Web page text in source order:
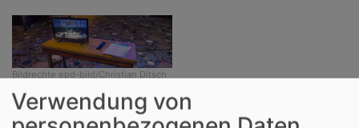
Bildrechte epd-bild/Christian Ditsch
Kirchengemeinde Aufseß & Brunn
Verwendung von